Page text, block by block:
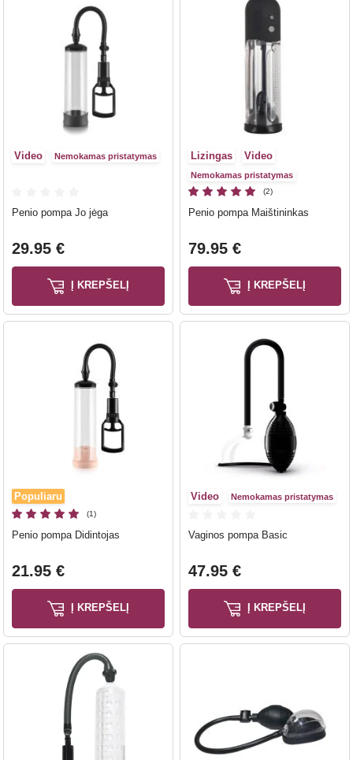
Video Nemokamas pristatymas
Penio pompa Jo jėga
29.95 €
Į KREPŠELĮ
Lizingas Video
Nemokamas pristatymas
(2)
Penio pompa Maištininkas
79.95 €
Į KREPŠELĮ
Populiaru
(1)
Penio pompa Didintojas
21.95 €
Į KREPŠELĮ
Video Nemokamas pristatymas
Vaginos pompa Basic
47.95 €
Į KREPŠELĮ